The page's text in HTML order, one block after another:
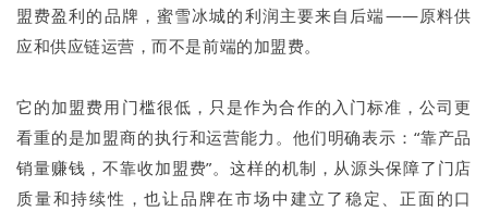
盟费盈利的品牌，蜜雪冰城的利润主要来自后端——原料供
应和供应链运营，而不是前端的加盟费。
它的加盟费用门槛很低，只是作为合作的入门标准，公司更
看重的是加盟商的执行和运营能力。他们明确表示：“靠产品
销量赚钱，不靠收加盟费”。这样的机制，从源头保障了门店
质量和持续性，也让品牌在市场中建立了稳定、正面的口